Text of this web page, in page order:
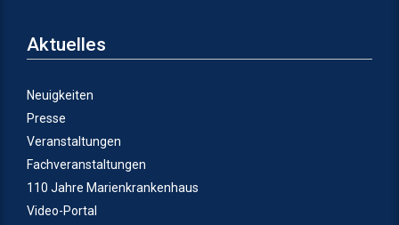
Aktuelles
Neuigkeiten
Presse
Veranstaltungen
Fachveranstaltungen
110 Jahre Marienkrankenhaus
Video-Portal